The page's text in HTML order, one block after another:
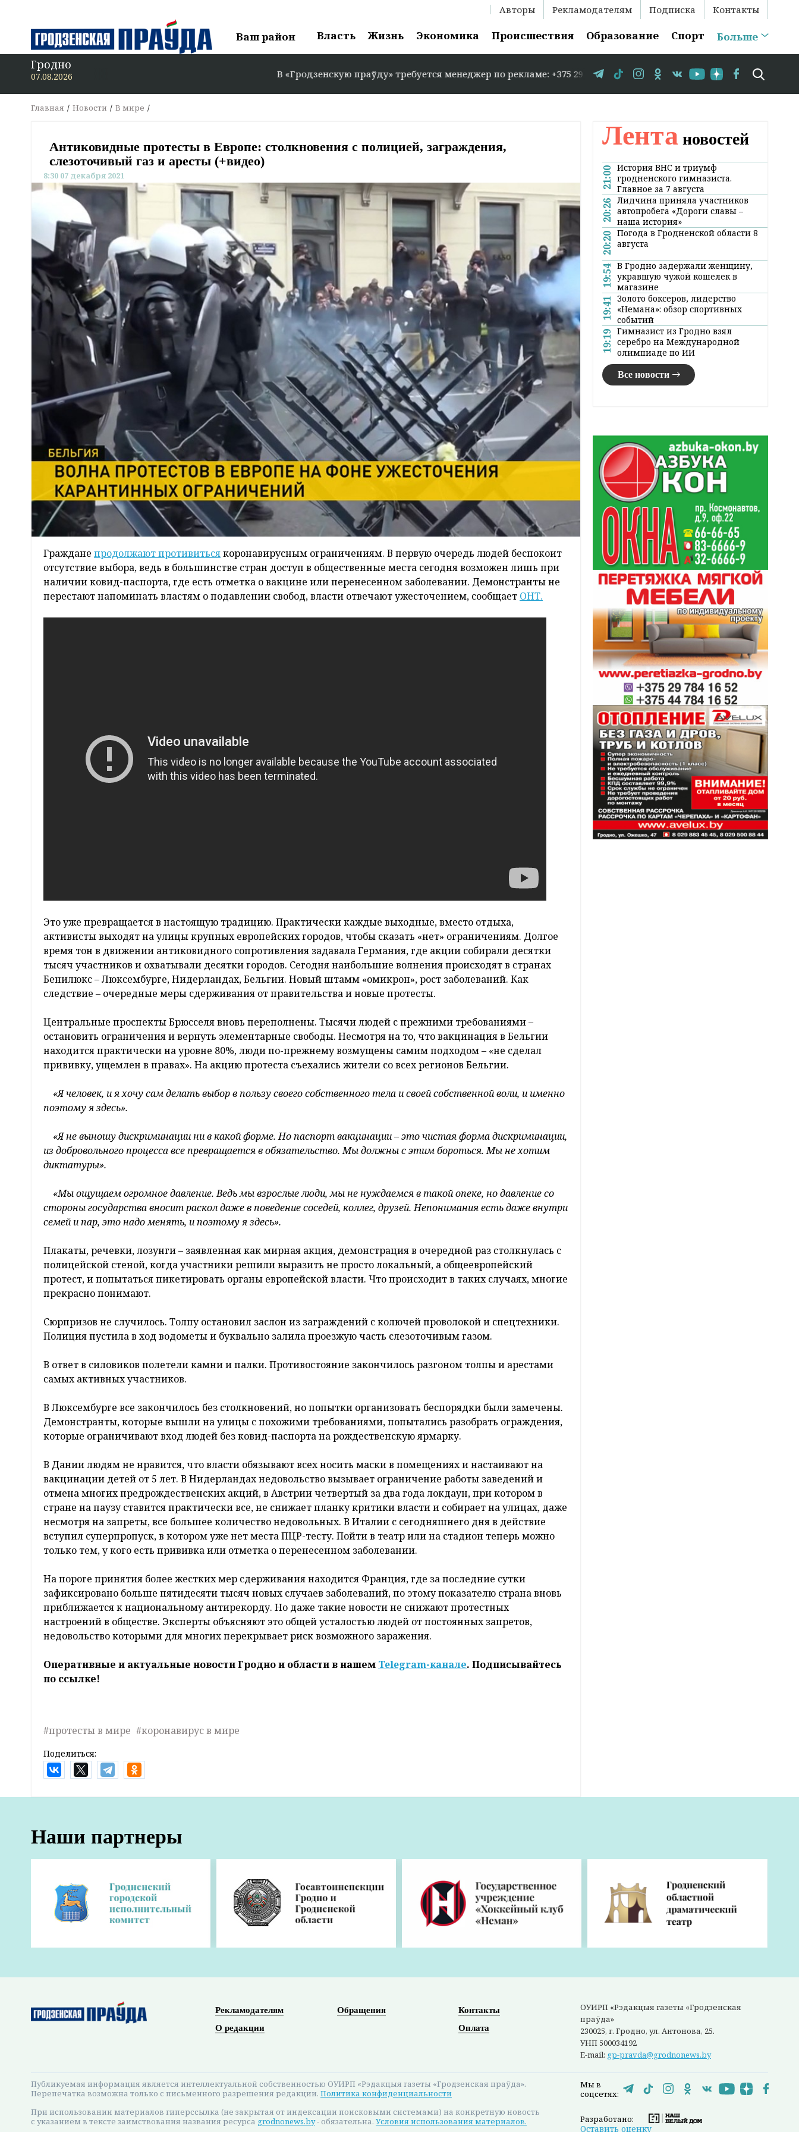
Авторы Рекламодателям Подписка Контакты
Ваш район Власть Жизнь Экономика Происшествия Образование Спорт Больше
Гродно
07.08.2026 В «Гродзенскую праўду» требуется менеджер по рекламе: +375 29 583-35-86 // В Гродно временно закрывается
Главная Новости В мире
Антиковидные протесты в Европе: столкновения с полицией, заграждения,
слезоточивый газ и аресты (+видео)
8:30 07 декабря 2021
Граждане продолжают противитьсякоронавирусным ограничениям. В первую очередь людей беспокоит
отсутствие выбора, ведь в большинстве стран доступ в общественные места сегодня возможен лишь при
наличии ковид-паспорта, где есть отметка о вакцине или перенесенном заболевании. Демонстранты не
перестают напоминать властям о подавлении свобод, власти отвечают ужесточением, сообщает ОНТ.
Это уже превращается в настоящую традицию. Практически каждые выходные, вместо отдыха,
активисты выходят на улицы крупных европейских городов, чтобы сказать «нет» ограничениям. Долгое
время тон в движении антиковидного сопротивления задавала Германия, где акции собирали десятки
тысяч участников и охватывали десятки городов. Сегодня наибольшие волнения происходят в странах
Бенилюкс – Люксембурге, Нидерландах, Бельгии. Новый штамм «омикрон», рост заболеваний. Как
следствие – очередные меры сдерживания от правительства и новые протесты.
Центральные проспекты Брюсселя вновь переполнены. Тысячи людей с прежними требованиями –
остановить ограничения и вернуть элементарные свободы. Несмотря на то, что вакцинация в Бельгии
находится практически на уровне 80%, люди по-прежнему возмущены самим подходом – «не сделал
прививку, ущемлен в правах». На акцию протеста съехались жители со всех регионов Бельгии.
«Я человек, и я хочу сам делать выбор в пользу своего собственного тела и своей собственной воли, и именно
поэтому я здесь».
«Я не выношу дискриминации ни в какой форме. Но паспорт вакцинации – это чистая форма дискриминации,
из добровольного процесса все превращается в обязательство. Мы должны с этим бороться. Мы не хотим
диктатуры».
«Мы ощущаем огромное давление. Ведь мы взрослые люди, мы не нуждаемся в такой опеке, но давление со
стороны государства вносит раскол даже в поведение соседей, коллег, друзей. Непонимания есть даже внутри
семей и пар, это надо менять, и поэтому я здесь».
Плакаты, речевки, лозунги – заявленная как мирная акция, демонстрация в очередной раз столкнулась с
полицейской стеной, когда участники решили выразить не просто локальный, а общеевропейский
протест, и попытаться пикетировать органы европейской власти. Что происходит в таких случаях, многие
прекрасно понимают.
Сюрпризов не случилось. Толпу остановил заслон из заграждений с колючей проволокой и спецтехники.
Полиция пустила в ход водометы и буквально залила проезжую часть слезоточивым газом.
В ответ в силовиков полетели камни и палки. Противостояние закончилось разгоном толпы и арестами
самых активных участников.
В Люксембурге все закончилось без столкновений, но попытки организовать беспорядки были замечены.
Демонстранты, которые вышли на улицы с похожими требованиями, попытались разобрать ограждения,
которые ограничивают вход людей без ковид-паспорта на рождественскую ярмарку.
В Дании людям не нравится, что власти обязывают всех носить маски в помещениях и настаивают на
вакцинации детей от 5 лет. В Нидерландах недовольство вызывает ограничение работы заведений и
отмена многих предрождественских акций, в Австрии четвертый за два года локдаун, при котором в
стране на паузу ставится практически все, не снижает планку критики власти и собирает на улицах, даже
несмотря на запреты, все большее количество недовольных. В Италии с сегодняшнего дня в действие
вступил суперпропуск, в котором уже нет места ПЦР-тесту. Пойти в театр или на стадион теперь можно
только тем, у кого есть прививка или отметка о перенесенном заболевании.
На пороге принятия более жестких мер сдерживания находится Франция, где за последние сутки
зафиксировано больше пятидесяти тысяч новых случаев заболеваний, по этому показателю страна вновь
приближается к национальному антирекорду. Но даже такие новости не снижают протестных
настроений в обществе. Эксперты объясняют это общей усталостью людей от постоянных запретов,
недовольство которыми для многих перекрывает риск возможного заражения.
Оперативные и актуальные новости Гродно и области в нашем Telegram-канале. Подписывайтесь
по ссылке!
#протесты в мире #коронавирус в мире
Поделиться:
В Беларуси к Новому году снова разрешили продажу пиротехники
В преддверии новогодних и рождественских праздников в Беларуси снова разрешили продажу
пиротехнических изделий. Это предусмотрено постановлением Совета Министров от 4 декабря 2021 года
№688, которое официально опубликовано сегодня наНациональном правовом интернет-портале,
Оперативные и актуальные новости Гродно и области в нашемTelegram-канале. Подписывайтесь
Поделиться:
Лента новостей
21:00 История ВНС и триумф
гродненского гимназиста.
Главное за 7 августа
20:26 Лидчина приняла участников
автопробега «Дороги славы –
наша история»
20:20 Погода в Гродненской области 8
августа
19:54 В Гродно задержали женщину,
укравшую чужой кошелек в
магазине
19:41 Золото боксеров, лидерство
«Немана»: обзор спортивных
событий
19:19 Гимназист из Гродно взял
серебро на Международной
олимпиаде по ИИ
Все новости